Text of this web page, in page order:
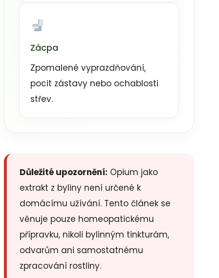
Zácpa
Zpomalené vyprazdňování,
pocit zástavy nebo ochablosti
střev.
Důležité upozornění: Opium jako
extrakt z byliny není určené k
domácímu užívání. Tento článek se
věnuje pouze homeopatickému
přípravku, nikoli bylinným tinkturám,
odvarům ani samostatnému
zpracování rostliny.